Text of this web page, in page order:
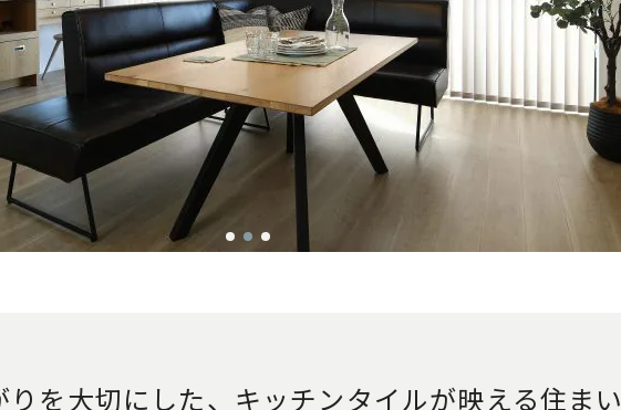
りを大切にした、キッチンタイルが映える住まい